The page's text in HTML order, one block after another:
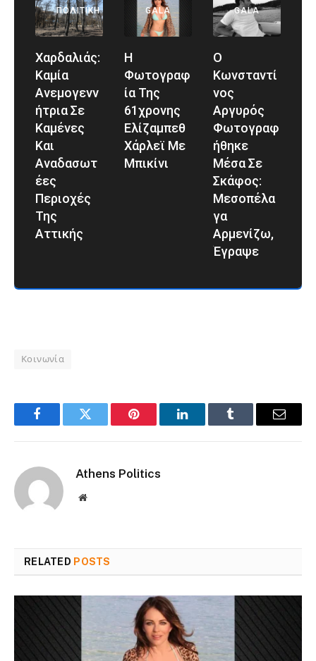
ΠΟΛΙΤΙΚΉ
Χαρδαλιάς:
Καμία
Ανεμογενν
Ήτρια Σε
Καμένες
Και
Αναδασωτ
Έες
Περιοχές
Της
Αττικής
GALA
Η
Φωτογραφ
Ία Της
61χρονης
Ελίζαμπεθ
Χάρλεϊ Με
Μπικίνι
GALA
Ο
Κωνσταντί
Νος
Αργυρός
Φωτογραφ
Ήθηκε
Μέσα Σε
Σκάφος:
Μεσοπέλα
Γα
Αρμενίζω,
Έγραψε
Κοινωνία
FacebookTwitter Pinterest LinkedInTumblr Email
Athens Politics
Website
RELATED POSTS